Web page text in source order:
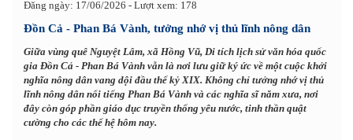
Đăng ngày: 17/06/2026 - Lượt xem: 178
Đồn Cả - Phan Bá Vành, tưởng nhớ vị thủ lĩnh nông dân
Giữa vùng quê Nguyệt Lâm, xã Hồng Vũ, Di tích lịch sử văn hóa quốc
gia Đồn Cả - Phan Bá Vành vẫn là nơi lưu giữ ký ức về một cuộc khởi
nghĩa nông dân vang dội đầu thế kỷ XIX. Không chỉ tưởng nhớ vị thủ
lĩnh nông dân nổi tiếng Phan Bá Vành và các nghĩa sĩ năm xưa, nơi
đây còn góp phần giáo dục truyền thống yêu nước, tinh thần quật
cường cho các thế hệ hôm nay.